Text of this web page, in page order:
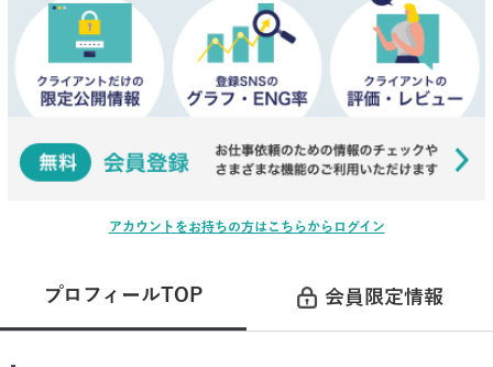
アカウントをお持ちの方はこちらからログイン
プロフィールTOP 会員限定情報